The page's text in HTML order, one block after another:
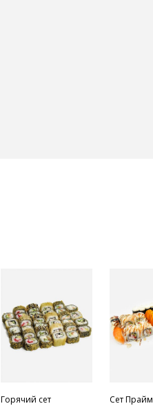
Горячий сет Сет Прайм